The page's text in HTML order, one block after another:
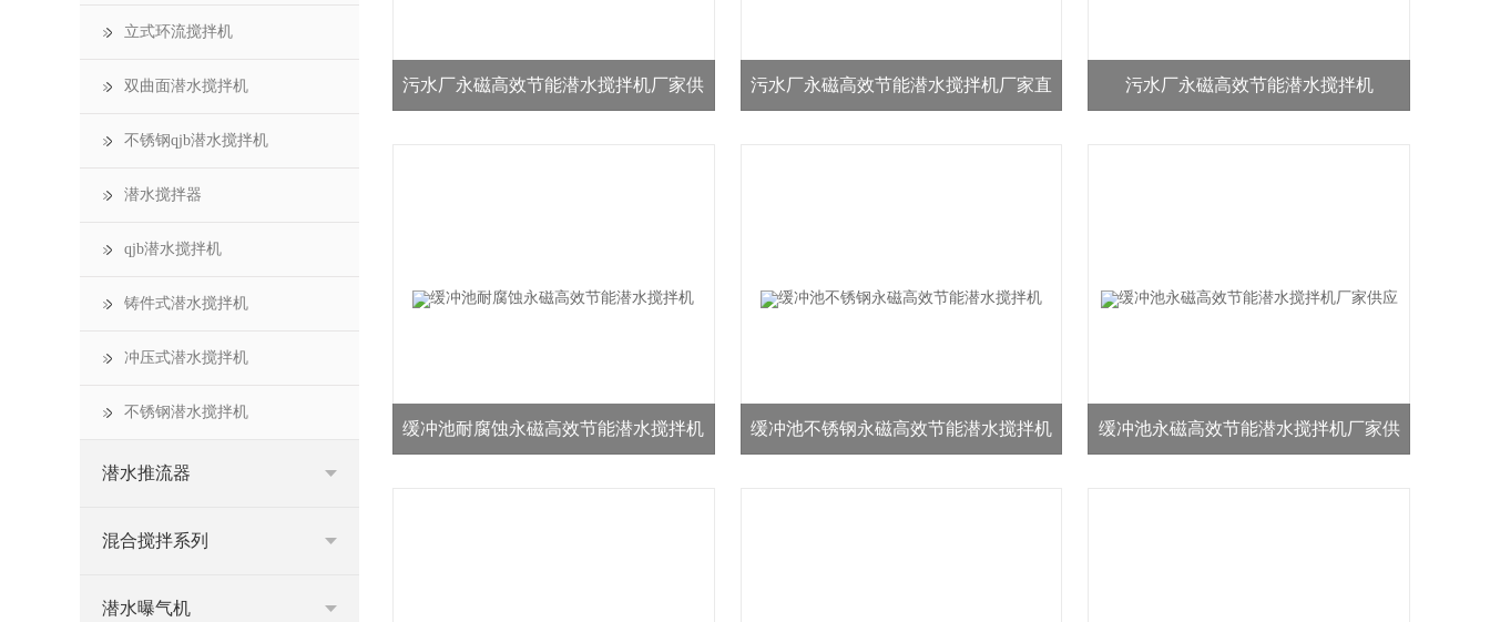
立式环流搅拌机
双曲面潜水搅拌机
不锈钢qjb潜水搅拌机
潜水搅拌器
qjb潜水搅拌机
铸件式潜水搅拌机
冲压式潜水搅拌机
不锈钢潜水搅拌机
潜水推流器
混合搅拌系列
潜水曝气机
污水厂永磁高效节能潜水搅拌机厂家供 污水厂永磁高效节能潜水搅拌机厂家直 污水厂永磁高效节能潜水搅拌机
缓冲池耐腐蚀永磁高效节能潜水搅拌机 缓冲池不锈钢永磁高效节能潜水搅拌机 缓冲池永磁高效节能潜水搅拌机厂家供